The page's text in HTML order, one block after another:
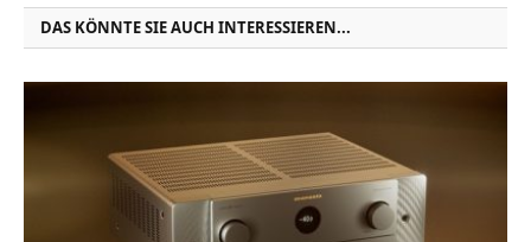
DAS KÖNNTE SIE AUCH INTERESSIEREN...